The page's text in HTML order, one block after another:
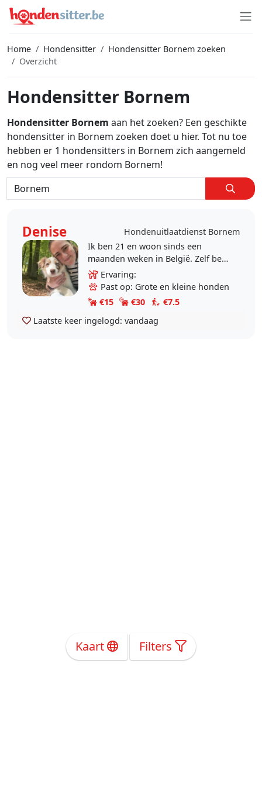
Home Hondensitter
Hondensitter Bornem zoeken
Overzicht
Hondensitter Bornem
Hondensitter Bornem aan het zoeken? Een geschikte
hondensitter in Bornem zoeken doet u hier. Tot nu toe
hebben er 1 hondensitters in Bornem zich aangemeld
en nog veel meer rondom Bornem!
Denise
Hondenuitlaatdienst Bornem
Ik ben 21 en woon sinds een
maanden weken in België. Zelf ben
ik erg dol op huisdieren en heb ze
zelf ook. In Nederland had ik 3
katten. Hier in..
Ervaring:
Past op: Grote en kleine honden
€15
€30
€7.5
Laatste keer ingelogd: vandaag
Kaart Filters